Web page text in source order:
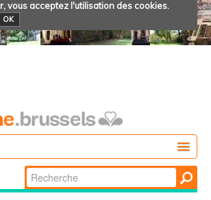
vous acceptez l'utilisation des cookies.
OK
Chercher par
Recherche